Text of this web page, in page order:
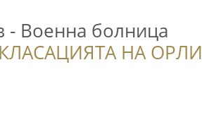
Военна болница
НА ОРЛИ